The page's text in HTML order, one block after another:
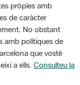
Badajoz, 49. 08005
pròpies amb
de caràcter
No obstant
amb polítiques de
que vostè
a ells. Consulteu la